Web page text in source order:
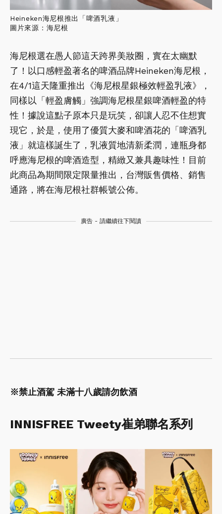
Heineken海尼根推出「啤酒乳液」
圖片來源：海尼根
海尼根選在愚人節這天跨界美妝圈，實在太幽默
了！以口感輕盈著名的啤酒品牌Heineken海尼根，
在4/1這天隆重推出《海尼根星銀極效輕盈乳液》，
同樣以「輕盈膚觸」強調海尼根星銀啤酒輕盈的特
性！據說這點子原本只是玩笑，卻讓人忍不住想實
現它，於是，使用了優質大麥和啤酒花的「啤酒乳
液」就這樣誕生了，乳液質地清新柔潤，連瓶身都
呼應海尼根的啤酒造型，精緻又兼具趣味性！目前
此商品為期間限定限量推出，台灣販售價格、銷售
通路，將在海尼根社群帳號公佈。
廣告 - 請繼續往下閱讀
※禁止酒駕 未滿十八歲請勿飲酒
INNISFREE Tweety崔弟聯名系列